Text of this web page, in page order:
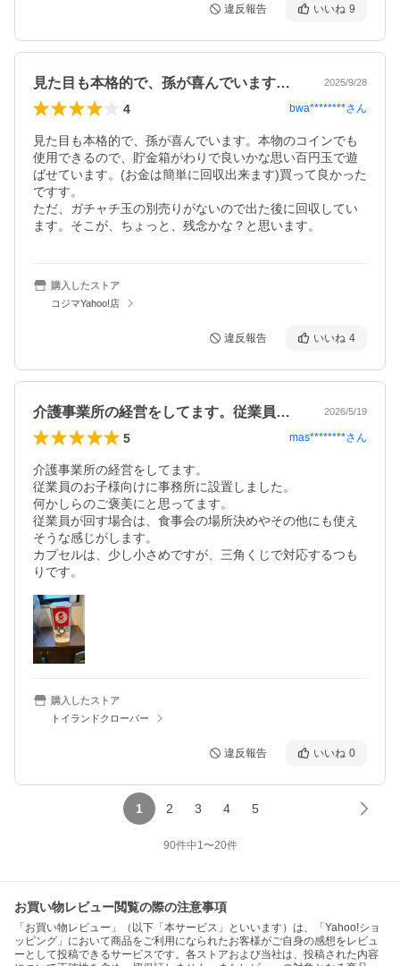
違反報告 いいね 9
見た目も本格的で、孫が喜んでいます。本… 2025/9/28
4 bwa********さん
見た目も本格的で、孫が喜んでいます。本物のコインでも
使用できるので、貯金箱がわりで良いかな思い百円玉で遊
ばせています。(お金は簡単に回収出来ます)買って良かった
ですす。
ただ、ガチャチ玉の別売りがないので出た後に回収してい
ます。そこが、ちょっと、残念かな？と思います。
購入したストア
コジマYahoo!店
違反報告 いいね 4
介護事業所の経営をしてます。従業員のお… 2026/5/19
5 mas********さん
介護事業所の経営をしてます。
従業員のお子様向けに事務所に設置しました。
何かしらのご褒美にと思ってます。
従業員が回す場合は、食事会の場所決めやその他にも使え
そうな感じがします。
カプセルは、少し小さめですが、三角くじで対応するつも
りです。
購入したストア
トイランドクローバー
違反報告 いいね 0
1 2 3 4 5
90件中1〜20件
お買い物レビュー閲覧の際の注意事項
「お買い物レビュー」（以下「本サービス」といいます）は、「Yahoo!ショ
ッピング」において商品をご利用になられたお客様がご自身の感想をレビュ
ーとして投稿できるサービスです。各ストアおよび当社は、投稿された内容